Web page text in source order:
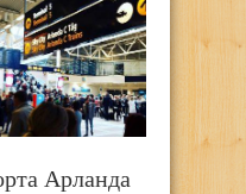
Арланда